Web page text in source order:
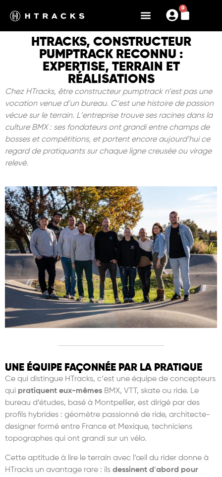
0
HTRACKS, CONSTRUCTEUR
PUMPTRACK RECONNU :
EXPERTISE, TERRAIN ET
RÉALISATIONS
Chez HTracks, être constructeur pumptrackn’est pas une
vocation venue d’un bureau. C’est une histoire de passion
vécue sur le terrain. L’entreprise trouve ses racines dans la
culture BMX : ses fondateurs ont grandi entre champs de
bosses et compétitions, et portent encore aujourd’hui ce
regard de pratiquants sur chaque ligne creusée ou virage
relevé.
UNE ÉQUIPE FAÇONNÉE PAR LA PRATIQUE
Ce qui distingue HTracks, c’est une équipe de concepteurs
qui pratiquent eux-mêmes BMX, VTT, skate ou ride. Le
bureau d’études, basé à Montpellier, est dirigé par des
profils hybrides : géomètre passionné de ride, architecte-
designer formé entre France et Mexique, techniciens
topographes qui ont grandi sur un vélo.
Cette aptitude à lire le terrain avec l’œil du rider donne à
HTracks un avantage rare : ils dessinent d ’abord pour